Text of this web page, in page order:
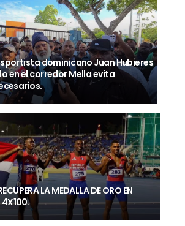
dominicano Juan Hubieres
en el corredor Mella evita
LA MEDALLA DE ORO EN
4X100.